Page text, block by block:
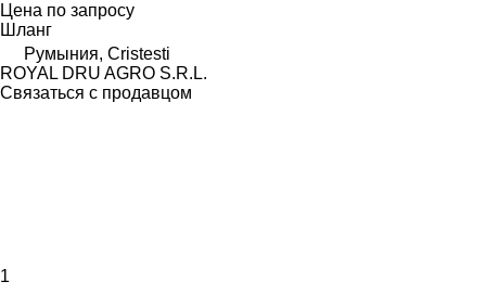
Цена по запросу
Шланг
Румыния, Cristesti
ROYAL DRU AGRO S.R.L.
Связаться с продавцом
1